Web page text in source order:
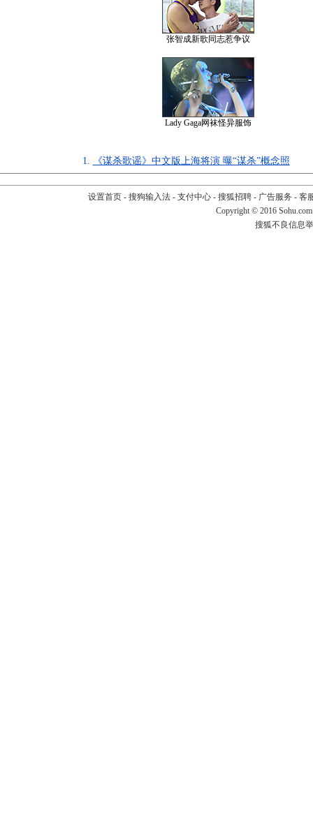
张智成新歌同志惹争议
Lady Gaga网袜怪异服饰
1. 《谋杀歌谣》中文版上海将演 曝“谋杀”概念照
设置首页- 搜狗输入法- 支付中心- 搜狐招聘- 广告服务 - 客
Copyright © 2016
搜狐不良信息